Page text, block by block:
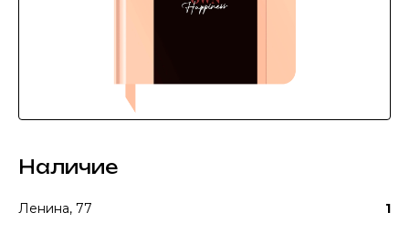
Наличие
Ленина, 77 1